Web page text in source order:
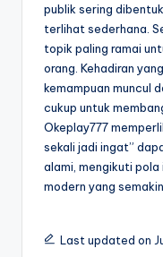
publik sering
terlihat sederhana.
topik paling ramai
orang. Kehadiran
kemampuan muncul
cukup untuk
Okeplay777
sekali jadi ingat”
alami, mengikuti
modern yang
Last updated on